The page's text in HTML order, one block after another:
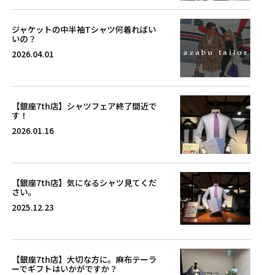
ジャケットの中半袖Tシャツ何着ればい
いの？
2026.04.01
【銀座7th店】シャツフェア終了間近で
す！
2026.01.16
【銀座7th店】気になるシャツ見てくだ
さい。
2025.12.23
【銀座7th店】大切な方に。麻布テーラ
ーでギフトはいかがですか？